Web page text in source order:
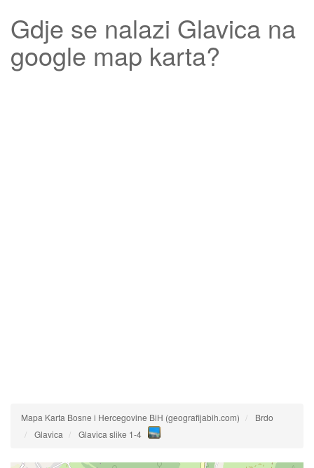
Gdje se nalazi Glavica na
google map karta?
Mapa Karta Bosne i Hercegovine BiH (geografijabih.com)
Brdo
Glavica
Glavica slike 1-4